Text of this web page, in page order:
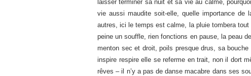
laisser terminer sa nuit et sa vie au calme,
vie aussi maudite soit-elle, quelle importance
autres, ici le temps est calme, la pluie tombera
peine un souffle, rien fonctions en pause, la peau
menton sec et droit, poils presque drus, sa
inspire respire elle se referme en trait, non il dort
rêves – il n’y a pas de danse macabre dans ses